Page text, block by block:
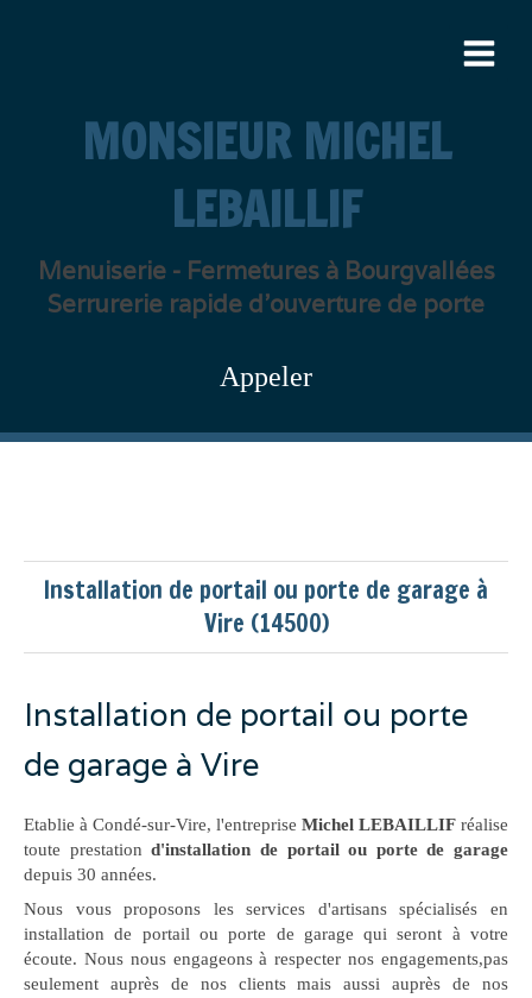
MONSIEUR MICHEL
LEBAILLIF
Menuiserie - Fermetures à Bourgvallées
Serrurerie rapide d'ouverture de porte
Appeler
Installation de portail ou porte de garage à
Vire (14500)
Installation de portail ou porte
de garage à Vire
Etablie à Condé-sur-Vire, l'entreprise Michel LEBAILLIF réalise
toute prestation d'installation de portail ou porte de garage
depuis 30 années.
Nous vous proposons les services d'artisans spécialisés en
installation de portail ou porte de garage qui seront à votre
écoute. Nous nous engageons à respecter nos engagements,pas
seulement auprès de nos clients mais aussi auprès de nos